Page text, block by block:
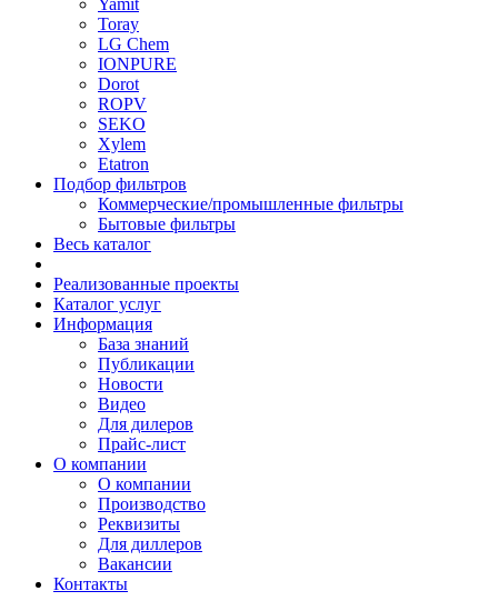
Yamit
Toray
LG Chem
IONPURE
Dorot
ROPV
SEKO
Xylem
Etatron
Подбор фильтров
Коммерческие/промышленные фильтры
Бытовые фильтры
Весь каталог
Реализованные проекты
Каталог услуг
Информация
База знаний
Публикации
Новости
Видео
Для дилеров
Прайс-лист
О компании
О компании
Производство
Реквизиты
Для диллеров
Вакансии
Контакты